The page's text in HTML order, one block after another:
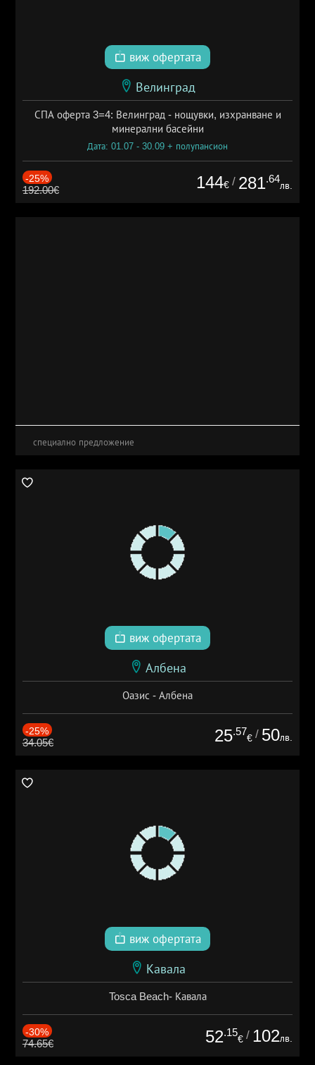
виж офертата
Велинград
СПА оферта 3=4: Велинград - нощувки, изхранване и
минерални басейни
Дата: 01.07 - 30.09 + полупансион
-25%
192.00€ 144€ / 281.64
лв.
специално предложение
виж офертата
Албена
Оазис - Албена
-25%
34.05€ 25.57
€ / 50лв.
виж офертата
Кавала
Tosca Beach- Кавала
-30%
74.65€ 52.15
€ / 102лв.